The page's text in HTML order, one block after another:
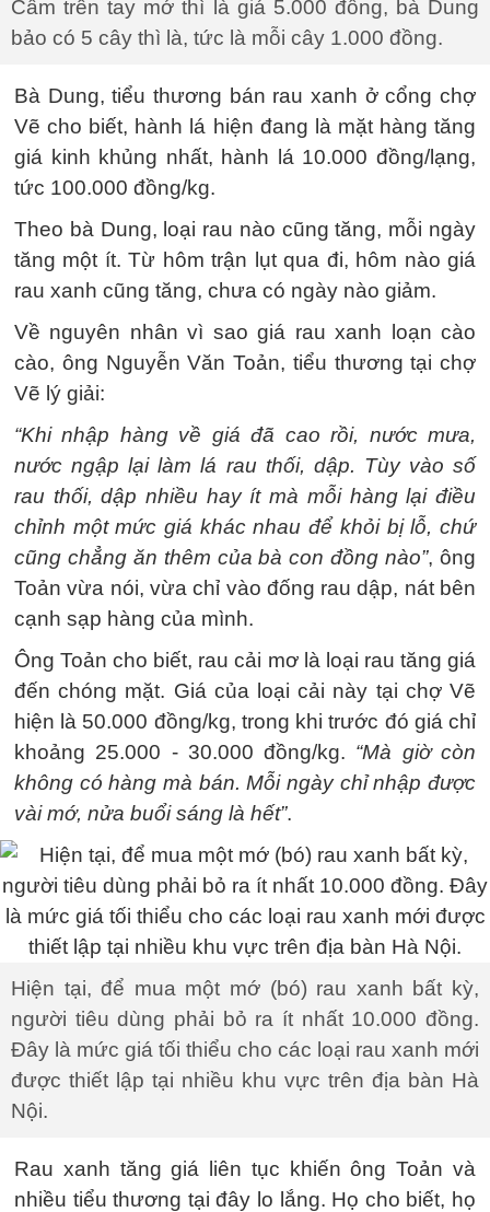
Cầm trên tay mớ thì là giá 5.000 đồng, bà Dung
bảo có 5 cây thì là, tức là mỗi cây 1.000 đồng.
Bà Dung, tiểu thương bán rau xanh ở cổng chợ
Vẽ cho biết, hành lá hiện đang là mặt hàng tăng
giá kinh khủng nhất, hành lá 10.000 đồng/lạng,
tức 100.000 đồng/kg.
Theo bà Dung, loại rau nào cũng tăng, mỗi ngày
tăng một ít. Từ hôm trận lụt qua đi, hôm nào giá
rau xanh cũng tăng, chưa có ngày nào giảm.
Về nguyên nhân vì sao giá rau xanh loạn cào
cào, ông Nguyễn Văn Toản, tiểu thương tại chợ
Vẽ lý giải:
“Khi nhập hàng về giá đã cao rồi, nước mưa,
nước ngập lại làm lá rau thối, dập. Tùy vào số
rau thối, dập nhiều hay ít mà mỗi hàng lại điều
chỉnh một mức giá khác nhau để khỏi bị lỗ, chứ
cũng chẳng ăn thêm của bà con đồng nào”, ông
Toản vừa nói, vừa chỉ vào đống rau dập, nát bên
cạnh sạp hàng của mình.
Ông Toản cho biết, rau cải mơ là loại rau tăng giá
đến chóng mặt. Giá của loại cải này tại chợ Vẽ
hiện là 50.000 đồng/kg, trong khi trước đó giá chỉ
khoảng 25.000 - 30.000 đồng/kg. “Mà giờ còn
không có hàng mà bán. Mỗi ngày chỉ nhập được
vài mớ, nửa buổi sáng là hết”.
Hiện tại, để mua một mớ (bó) rau xanh bất kỳ,
người tiêu dùng phải bỏ ra ít nhất 10.000 đồng.
Đây là mức giá tối thiểu cho các loại rau xanh mới
được thiết lập tại nhiều khu vực trên địa bàn Hà
Nội.
Rau xanh tăng giá liên tục khiến ông Toản và
nhiều tiểu thương tại đây lo lắng. Họ cho biết, họ